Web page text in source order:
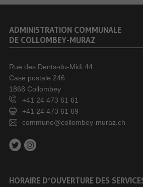
ADMINISTRATION COMMUNALE
DE COLLOMBEY-MURAZ
Rue des Dents-du-Midi 44
Case postale 246
1868 Collombey
+41 24 473 61 61
+41 24 473 61 69
commune@collombey-muraz.ch
HORAIRE D’OUVERTURE DES